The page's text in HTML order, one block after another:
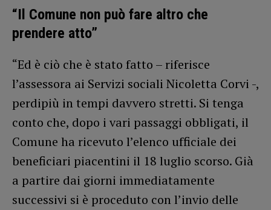
“Il Comune non può fare altro che
prendere atto”
“Ed è ciò che è stato fatto – riferisce
l’assessora ai Servizi sociali Nicoletta Corvi -,
perdipiù in tempi davvero stretti. Si tenga
conto che, dopo i vari passaggi obbligati, il
Comune ha ricevuto l’elenco ufficiale dei
beneficiari piacentini il 18 luglio scorso. Già
a partire dai giorni immediatamente
successivi si è proceduto con l’invio delle